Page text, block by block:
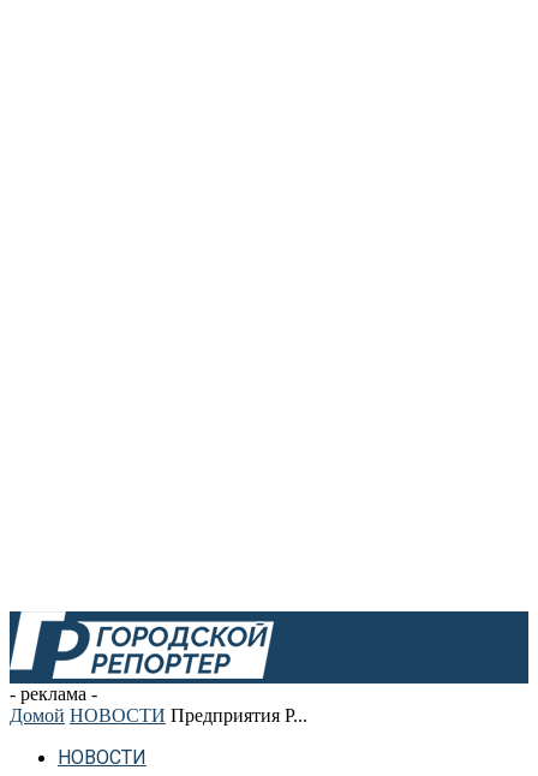
- реклама -
Домой НОВОСТИ Предприятия Р...
НОВОСТИ